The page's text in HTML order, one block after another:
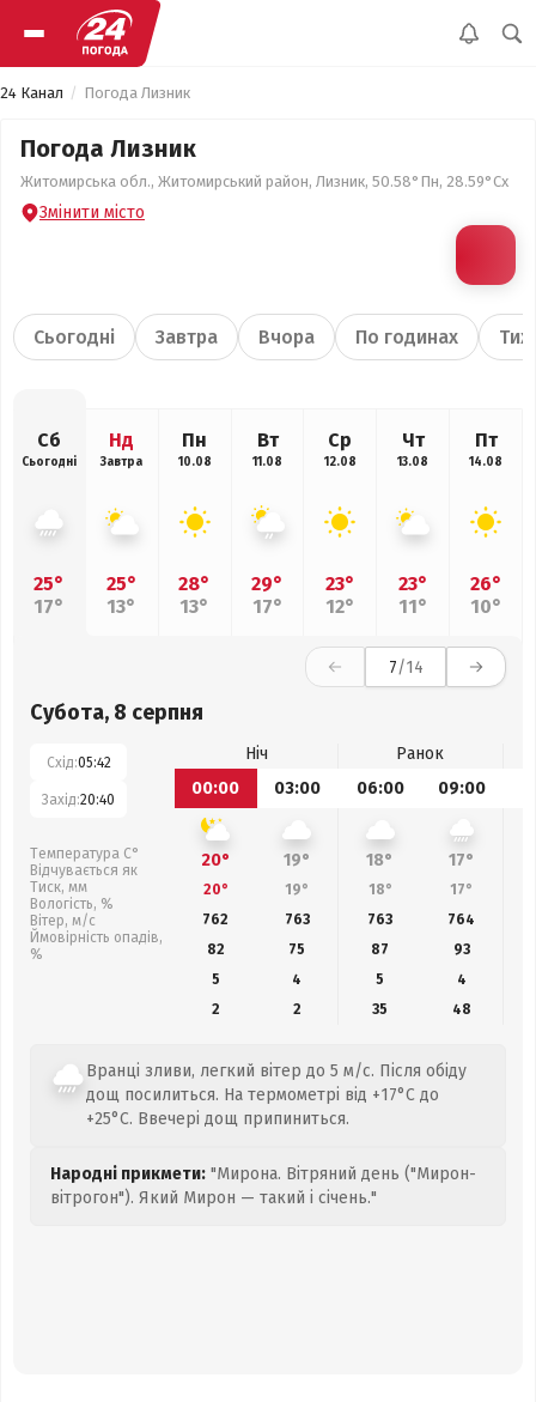
24 Канал Погода Лизник
Погода Лизник
Житомирська обл., Житомирський район, Лизник, 50.58°Пн, 28.59°Сх
Змінити місто
Сьогодні Завтра Вчора По годинах
Сб
Сьогодні
25°
17°
Нд
Завтра
25°
13°
Пн
10.08
28°
13°
Вт
11.08
29°
17°
Ср
12.08
23°
12°
Чт
13.08
23°
11°
Пт
14.08
26°
10°
7/14
Субота, 8 серпня
Схід:05:42
Захід:20:40
Температура С°
Відчувається як
Тиск, мм
Вологість, %
Вітер, м/с
Ймовірність опадів,
%
Ніч
Ранок
00:00
03:00 06:00 09:00
20° 19° 18° 17°
20° 19° 18° 17°
762
763 763 764
82
75 87 93
5
4 5
4
2
2 35 48
Вранці зливи, легкий вітер до 5 м/с. Після обіду
дощ посилиться. На термометрі від +17°C до
+25°C. Ввечері дощ припиниться.
Народні прикмети: "Мирона. Вітряний день ("Мирон-
вітрогон"). Який Мирон — такий і січень."